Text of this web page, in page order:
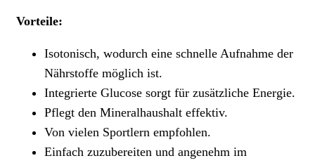
Vorteile:
Isotonisch, wodurch eine schnelle Aufnahme der
Nährstoffe möglich ist.
Integrierte Glucose sorgt für zusätzliche Energie.
Pflegt den Mineralhaushalt effektiv.
Von vielen Sportlern empfohlen.
Einfach zuzubereiten und angenehm im